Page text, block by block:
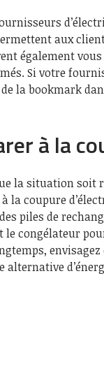
aux
également
Si votre
la bookmark
à la
la situation soit
la coupure
piles de
congélateur
envisagez
alternative